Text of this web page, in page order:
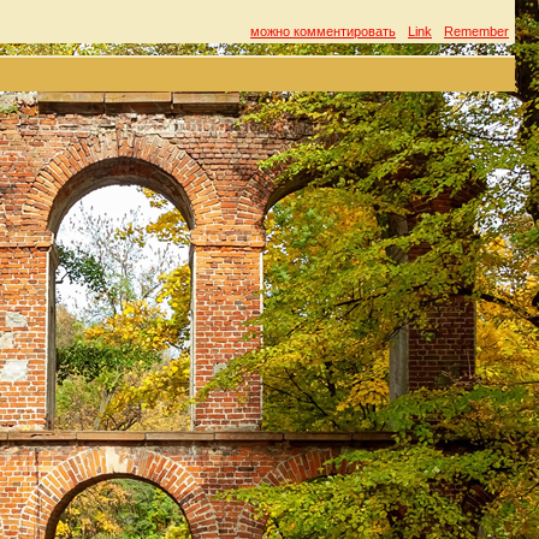
можно комментировать Link Remember